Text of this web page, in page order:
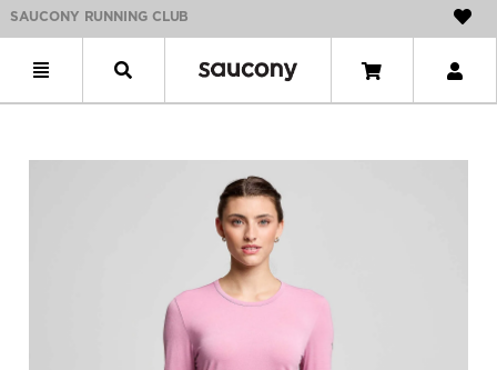
SAUCONY RUNNING CLUB